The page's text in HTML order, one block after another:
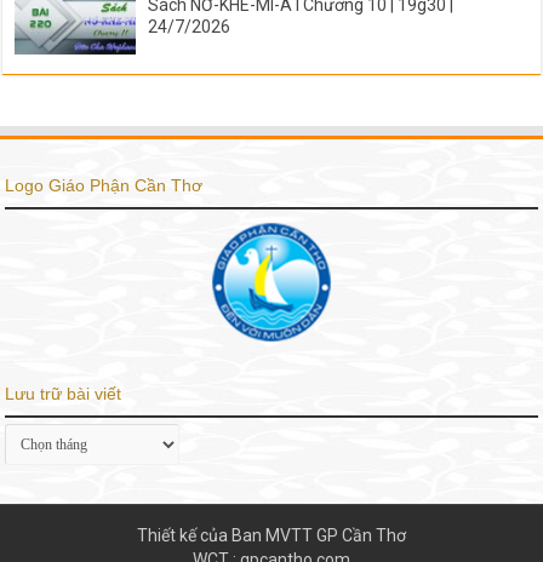
Sách NƠ-KHE-MI-A I Chương 10 | 19g30 |
24/7/2026
Logo Giáo Phận Cần Thơ
Lưu trữ bài viết
Lưu
trữ
Thiết kế của Ban MVTT GP Cần Thơ